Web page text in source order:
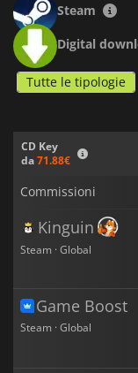
Steam
Digital
Tutte le tipologie
CD Key
da71.88€
Commissioni
Kinguin
Steam · Global
Game Boost
Steam · Global